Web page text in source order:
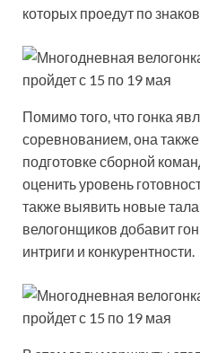
которых проедут по
Помимо того, что гонка
соревнованием, она
подготовке сборной
оценить уровень
также выявить новые
велогонщиков добавит
интриги и конкурентности.